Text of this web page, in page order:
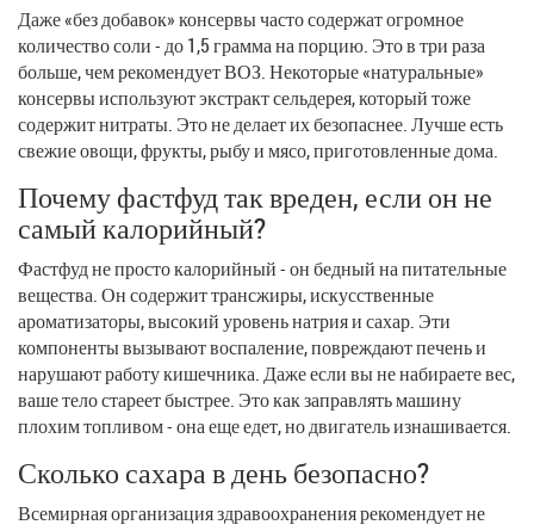
Даже «без добавок» консервы часто содержат огромное
количество соли - до 1,5 грамма на порцию. Это в три раза
больше, чем рекомендует ВОЗ. Некоторые «натуральные»
консервы используют экстракт сельдерея, который тоже
содержит нитраты. Это не делает их безопаснее. Лучше есть
свежие овощи, фрукты, рыбу и мясо, приготовленные дома.
Почему фастфуд так вреден, если он не
самый калорийный?
Фастфуд не просто калорийный - он бедный на питательные
вещества. Он содержит трансжиры, искусственные
ароматизаторы, высокий уровень натрия и сахар. Эти
компоненты вызывают воспаление, повреждают печень и
нарушают работу кишечника. Даже если вы не набираете вес,
ваше тело стареет быстрее. Это как заправлять машину
плохим топливом - она еще едет, но двигатель изнашивается.
Сколько сахара в день безопасно?
Всемирная организация здравоохранения рекомендует не